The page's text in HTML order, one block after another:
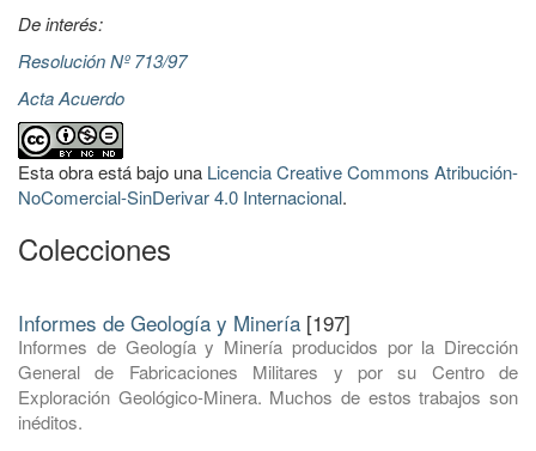
De interés:
Resolución Nº 713/97
Acta Acuerdo
Esta obra está bajo una Licencia Creative Commons Atribución-
NoComercial-SinDerivar 4.0 Internacional.
Colecciones
Informes de Geología y Minería [197]
Informes de Geología y Minería producidos por la Dirección
General de Fabricaciones Militares y por su Centro de
Exploración Geológico-Minera. Muchos de estos trabajos son
inéditos.